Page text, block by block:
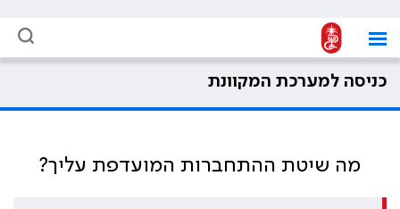
כניסה למערכת המקוונת
מה שיטת ההתחברות המועדפת עליך?